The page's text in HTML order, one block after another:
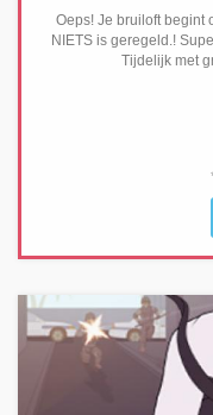
Oeps! Je bruiloft begint
NIETS is geregeld.!
Tijdelijk met